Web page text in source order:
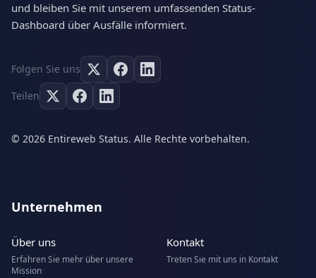
und bleiben Sie mit unserem umfassenden Status-
Dashboard über Ausfälle informiert.
Folgen Sie uns
Teilen
© 2026 Entireweb Status. Alle Rechte vorbehalten.
Unternehmen
Über uns
Erfahren Sie mehr über unsere
Mission
Kontakt
Treten Sie mit uns in Kontakt